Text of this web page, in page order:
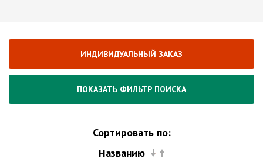
ИНДИВИДУАЛЬНЫЙ ЗАКАЗ
ПОКАЗАТЬ ФИЛЬТР ПОИСКА
Сортировать по:
Названию